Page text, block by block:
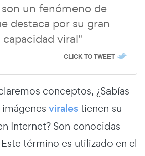
un fenómeno de
destaca por su gran
viral"
CLICK TO TWEET
conceptos, ¿Sabías
virales tienen su
Internet? Son conocidas
término es utilizado en el